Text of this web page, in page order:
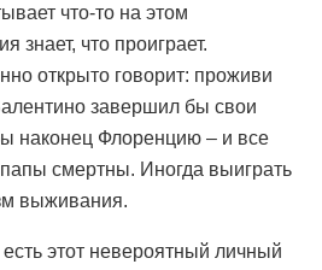
что-то на этом
знает, что проиграет.
открыто говорит: проживи
завершил бы свои
наконец Флоренцию – и все
смертны. Иногда выиграть
выживания.
этот невероятный личный